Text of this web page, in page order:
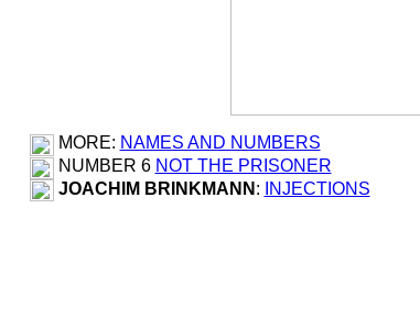
MORE: NAMES AND NUMBERS
NUMBER 6 NOT THE PRISONER
JOACHIM BRINKMANN : INJECTIONS